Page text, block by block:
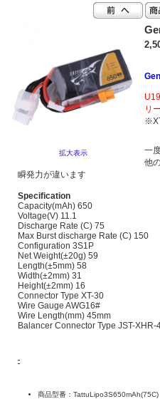
拡大表示
リ
一
他
瞬発力が違います
Specification
Capacity(mAh) 650
Voltage(V) 11.1
Discharge Rate (C) 75
Max Burst discharge Rate (C) 150
Configuration 3S1P
Net Weight(±20g) 59
Length(±5mm) 58
Width(±2mm) 31
Height(±2mm) 16
Connector Type XT-30
Wire Gauge AWG16#
Wire Length(mm) 45mm
Balancer Connector Type JST-XHR-
商品型番：TattuLipo3S650mAh(75C)